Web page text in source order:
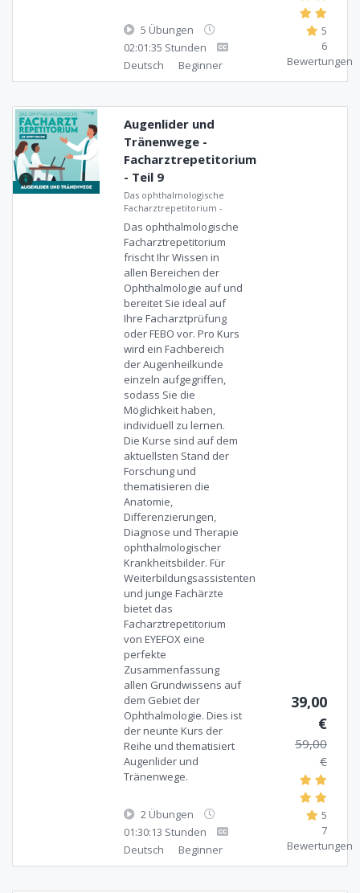
5 Übungen
02:01:35 Stunden
Deutsch
Beginner
5
6
Bewertungen
Augenlider und
Tränenwege -
Facharztrepetitorium
- Teil 9
Das ophthalmologische
Facharztrepetitorium -
Das ophthalmologische
Facharztrepetitorium
frischt Ihr Wissen in
allen Bereichen der
Ophthalmologie auf und
bereitet Sie ideal auf
Ihre Facharztprüfung
oder FEBO vor. Pro Kurs
wird ein Fachbereich
der Augenheilkunde
einzeln aufgegriffen,
sodass Sie die
Möglichkeit haben,
individuell zu lernen.
Die Kurse sind auf dem
aktuellsten Stand der
Forschung und
thematisieren die
Anatomie,
Differenzierungen,
Diagnose und Therapie
ophthalmologischer
Krankheitsbilder. Für
Weiterbildungsassistenten
und junge Fachärzte
bietet das
Facharztrepetitorium
von EYEFOX eine
perfekte
Zusammenfassung
allen Grundwissens auf
dem Gebiet der
Ophthalmologie. Dies ist
der neunte Kurs der
Reihe und thematisiert
Augenlider und
Tränenwege.
2 Übungen
01:30:13 Stunden
Deutsch
Beginner
39,00
€
59,00
€
5
7
Bewertungen